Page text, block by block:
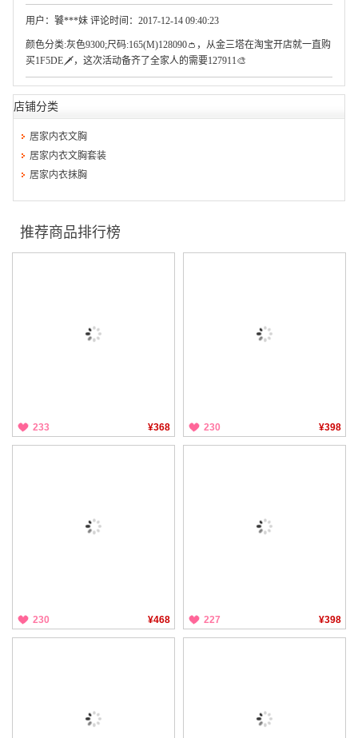
用户：饕***妹 评论时间：2017-12-14 09:40:23
颜色分类:灰色9300;尺码:165(M)128090👛，从金三塔在淘宝开店就一直购
买1F5DE🗡，这次活动备齐了全家人的需要127911🎨
店铺分类
居家内衣文胸
居家内衣文胸套装
居家内衣抹胸
推荐商品排行榜
233 ¥368 230 ¥398
230 ¥468 227 ¥398